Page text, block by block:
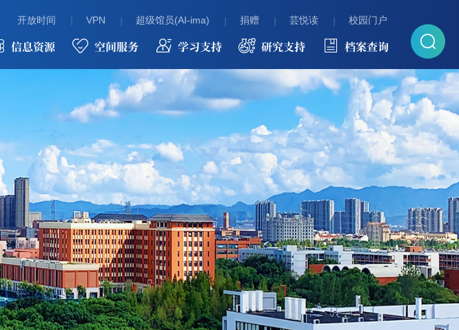
开放时间 VPN 超级馆员(AI-ima) 捐赠 芸悦读 校园门户
信息资源 空间服务 学习支持 研究支持 档案查询